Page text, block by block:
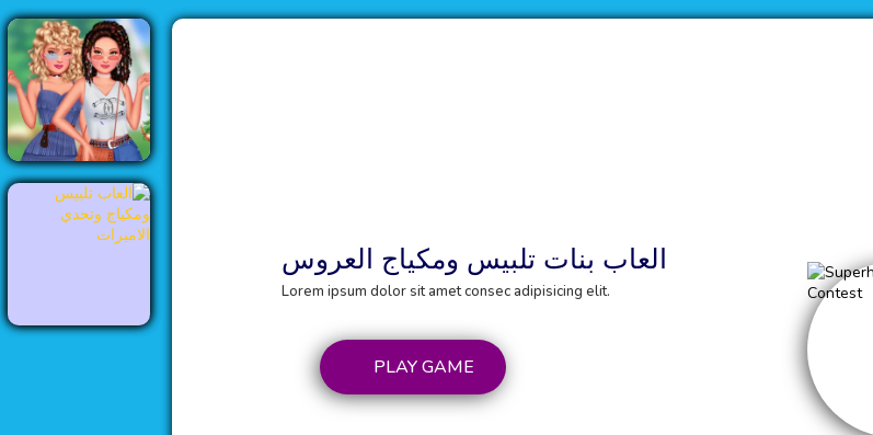
العاب بنات تلبيس ومكياج العروس
Lorem ipsum dolor sit amet consec adipisicing elit.
PLAY GAME